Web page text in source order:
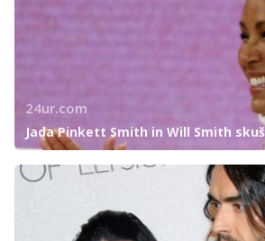
24ur.com
Jada Pinkett Smith in Will Smith